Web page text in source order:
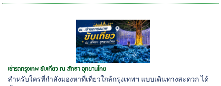
เช่ารถกรุงเทพ ขับเที่ยว ณ สัทธา อุทยานไทย
สำหรับใครที่กำลังมองหาที่เที่ยวใกล้กรุงเทพฯ แบบเดินทางสะดวก ได้